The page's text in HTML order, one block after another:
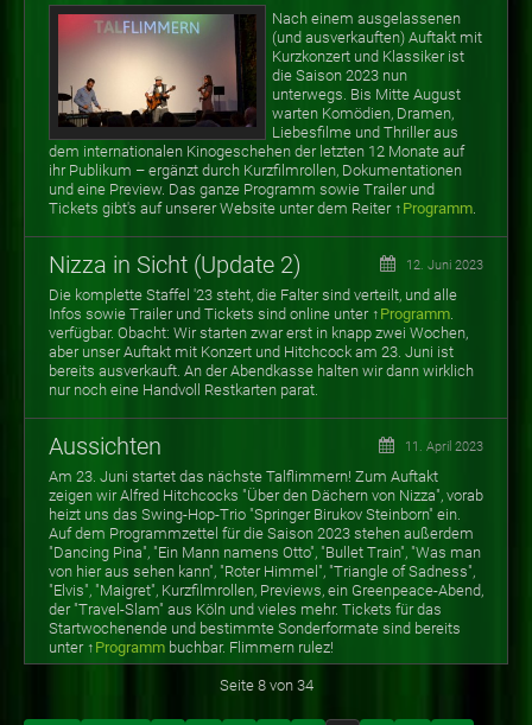
Nach einem ausgelassenen
(und ausverkauften) Auftakt mit
Kurzkonzert und Klassiker ist
die Saison 2023 nun
unterwegs. Bis Mitte August
warten Komödien, Dramen,
Liebesfilme und Thriller aus
dem internationalen Kinogeschehen der letzten 12 Monate auf
ihr Publikum – ergänzt durch Kurzfilmrollen, Dokumentationen
und eine Preview. Das ganze Programm sowie Trailer und
Tickets gibt's auf unserer Website unter dem Reiter ↑ Programm.
Nizza in Sicht (Update 2) 12. Juni 2023
Die komplette Staffel '23 steht, die Falter sind verteilt, und alle
Infos sowie Trailer und Tickets sind online unter ↑ Programm.
verfügbar. Obacht: Wir starten zwar erst in knapp zwei Wochen,
aber unser Auftakt mit Konzert und Hitchcock am 23. Juni ist
bereits ausverkauft. An der Abendkasse halten wir dann wirklich
nur noch eine Handvoll Restkarten parat.
Aussichten 11. April 2023
Am 23. Juni startet das nächste Talflimmern! Zum Auftakt
zeigen wir Alfred Hitchcocks "Über den Dächern von Nizza", vorab
heizt uns das Swing-Hop-Trio "Springer Birukov Steinborn" ein.
Auf dem Programmzettel für die Saison 2023 stehen außerdem
"Dancing Pina", "Ein Mann namens Otto", "Bullet Train", "Was man
von hier aus sehen kann", "Roter Himmel", "Triangle of Sadness",
"Elvis", "Maigret", Kurzfilmrollen, Previews, ein Greenpeace-Abend,
der "Travel-Slam" aus Köln und vieles mehr. Tickets für das
Startwochenende und bestimmte Sonderformate sind bereits
unter ↑ Programm buchbar. Flimmern rulez!
Seite 8 von 34